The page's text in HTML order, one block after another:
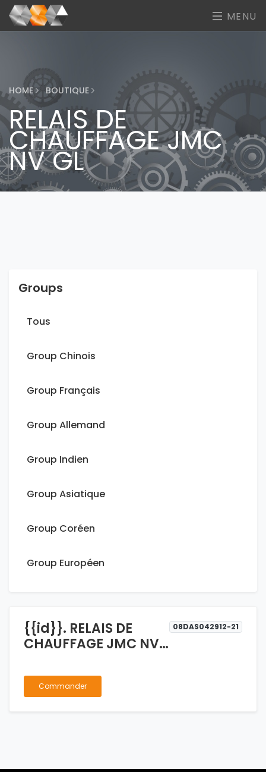
MENU
HOME BOUTIQUE
RELAIS DE
CHAUFFAGE JMC
NV GL
Groups
Tous
Group Chinois
Group Français
Group Allemand
Group Indien
Group Asiatique
Group Coréen
Group Européen
{{id}}. RELAIS DE
CHAUFFAGE JMC NV
08DAS042912-21
Commander